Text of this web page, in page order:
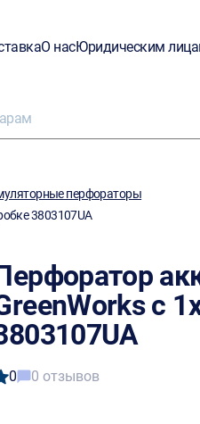
О насЮридическим
перфораторы
3803107UA
c
0 0 отзывов